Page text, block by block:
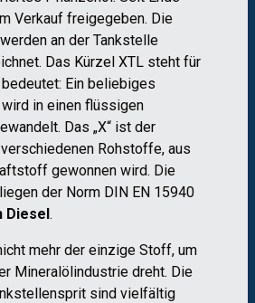
Verkauf freigegeben. Die
an der Tankstelle
Das Kürzel XTL steht für
bedeutet: Ein beliebiges
in einen flüssigen
Das „X“ ist der
Rohstoffe, aus
gewonnen wird. Die
der Norm DIN EN 15940
Diesel.
mehr der einzige Stoff, um
Mineralölindustrie dreht. Die
sind vielfältig